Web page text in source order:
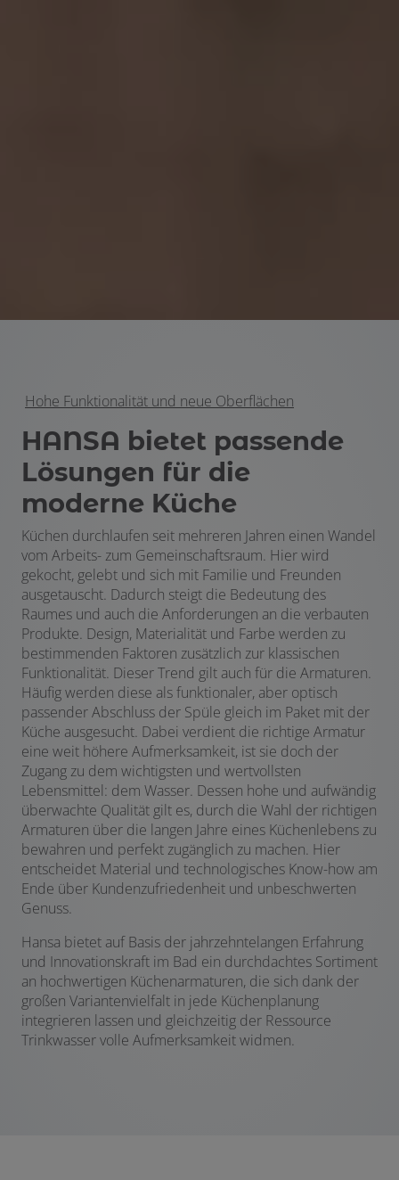
Hohe Funktionalität und neue Oberflächen
HANSA bietet passende
Lösungen für die
moderne Küche
Küchen durchlaufen seit mehreren Jahren einen Wandel
vom Arbeits- zum Gemeinschaftsraum. Hier wird
gekocht, gelebt und sich mit Familie und Freunden
ausgetauscht. Dadurch steigt die Bedeutung des
Raumes und auch die Anforderungen an die verbauten
Produkte. Design, Materialität und Farbe werden zu
bestimmenden Faktoren zusätzlich zur klassischen
Funktionalität. Dieser Trend gilt auch für die Armaturen.
Häufig werden diese als funktionaler, aber optisch
passender Abschluss der Spüle gleich im Paket mit der
Küche ausgesucht. Dabei verdient die richtige Armatur
eine weit höhere Aufmerksamkeit, ist sie doch der
Zugang zu dem wichtigsten und wertvollsten
Lebensmittel: dem Wasser. Dessen hohe und aufwändig
überwachte Qualität gilt es, durch die Wahl der richtigen
Armaturen über die langen Jahre eines Küchenlebens zu
bewahren und perfekt zugänglich zu machen. Hier
entscheidet Material und technologisches Know-how am
Ende über Kundenzufriedenheit und unbeschwerten
Genuss.
Hansa bietet auf Basis der jahrzehntelangen Erfahrung
und Innovationskraft im Bad ein durchdachtes Sortiment
an hochwertigen Küchenarmaturen, die sich dank der
großen Variantenvielfalt in jede Küchenplanung
integrieren lassen und gleichzeitig der Ressource
Trinkwasser volle Aufmerksamkeit widmen.